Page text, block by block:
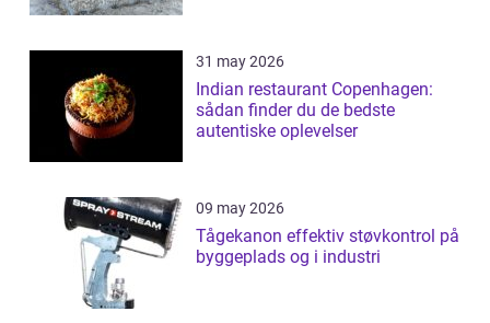
31 may 2026
Indian restaurant Copenhagen:
sådan finder du de bedste
autentiske oplevelser
09 may 2026
Tågekanon effektiv støvkontrol på
byggeplads og i industri